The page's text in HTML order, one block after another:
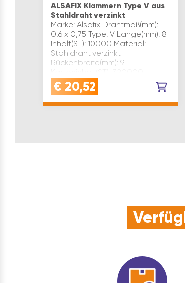
ALSAFIX Klammern Type V aus
Stahldraht verzinkt
Marke: Alsafix Drahtmaß(mm):
0,6 x 0,75 Type: V Länge(mm): 8
Inhalt(ST): 10000 Material:
Stahldraht verzinkt
Rückenbreite(mm): 9
Anwendung: für Nutzungsklasse
1 Inhaltsanga…
€ 20,52